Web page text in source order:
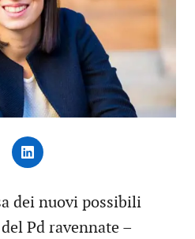
dei nuovi possibili
Pd ravennate –